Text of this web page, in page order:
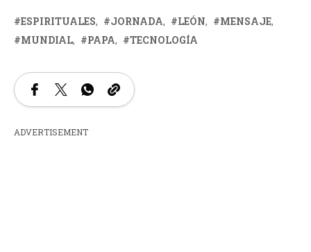
ESPIRITUALES JORNADA LEÓN
MENSAJE
MUNDIAL
PAPA TECNOLOGÍA
ADVERTISEMENT